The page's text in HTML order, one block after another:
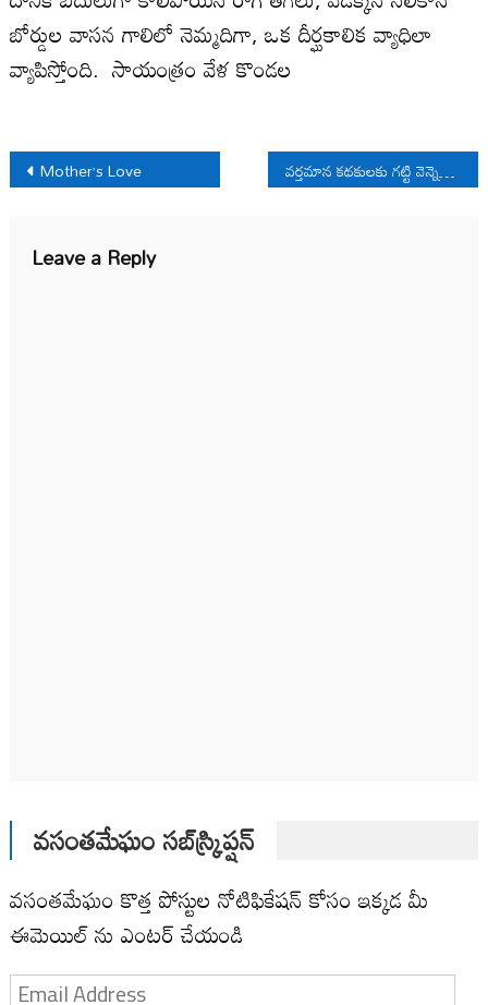
బోర్డుల వాసన గాలిలో నెమ్మదిగా, ఒక దీర్ఘకాలిక వ్యాధిలా
వ్యాపిస్తోంది. సాయంత్రం వేళ కొండల
Post
navigation
Mother’s Love వ‌ర్త‌మాన క‌థ‌కుల‌కు గ‌ట్టి వెన్నెముక లేదు
Leave a Reply
వసంతమేఘం సబ్‌స్క్రిప్షన్
వసంతమేఘం కొత్త పోస్టుల నోటిఫికేషన్ కోసం ఇక్కడ మీ
ఈమెయిల్ ను ఎంటర్ చేయండి
Email